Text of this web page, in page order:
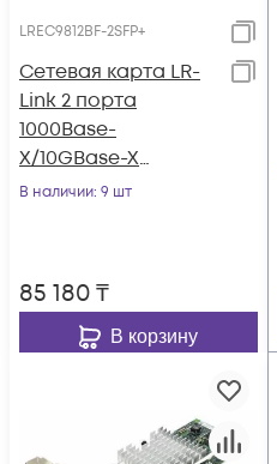
LREC9812BF-2SFP+
Сетевая карта LR-
Link 2 порта
1000Base-
X/10GBase-X
LREC9812BF-2SFP+
В наличии: 9 шт
85 180₸
В корзину